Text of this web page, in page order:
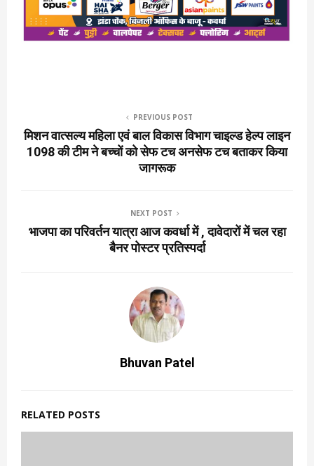
PREVIOUS POST
मिशन वात्सल्य महिला एवं बाल विकास विभाग चाइल्ड हेल्प लाइन
1098 की टीम ने बच्चों को सेफ टच अनसेफ टच बताकर किया
जागरूक
NEXT POST
भाजपा का परिवर्तन यात्रा आज कवर्धा में , दावेदारों में चल रहा
बैनर पोस्टर प्रतिस्पर्दा
Bhuvan Patel
RELATED POSTS